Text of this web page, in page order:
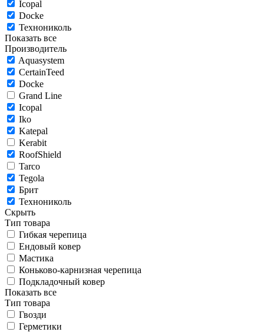
Icopal
Docke
Технониколь
Показать все
Производитель
Aquasystem
CertainTeed
Docke
Grand Line
Icopal
Iko
Katepal
Kerabit
RoofShield
Tarco
Tegola
Брит
Технониколь
Скрыть
Тип товара
Гибкая черепица
Ендовый ковер
Мастика
Коньково-карнизная черепица
Подкладочный ковер
Показать все
Тип товара
Гвозди
Герметики